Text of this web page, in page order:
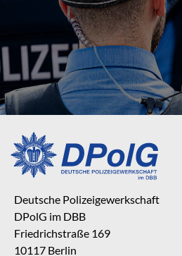
Deutsche Polizeigewerkschaft
DPolG im DBB
Friedrichstraße 169
10117 Berlin